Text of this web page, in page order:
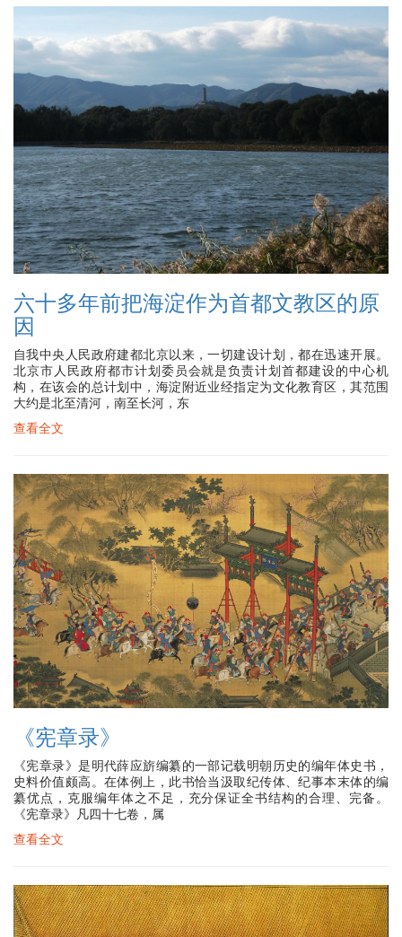
六十多年前把海淀作为首都文教区的原
因
自我中央人民政府建都北京以来，一切建设计划，都在迅速开展。
北京市人民政府都市计划委员会就是负责计划首都建设的中心机
构，在该会的总计划中，海淀附近业经指定为文化教育区，其范围
大约是北至清河，南至长河，东
查看全文
《宪章录》
《宪章录》是明代薛应旂编纂的一部记载明朝历史的编年体史书，
史料价值颇高。在体例上，此书恰当汲取纪传体、纪事本末体的编
纂优点，克服编年体之不足，充分保证全书结构的合理、完备。
《宪章录》凡四十七卷，属
查看全文